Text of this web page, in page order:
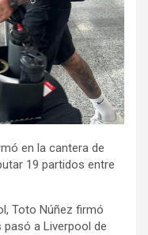
en la cantera de
19 partidos entre
Toto Núñez firmó
a Liverpool de